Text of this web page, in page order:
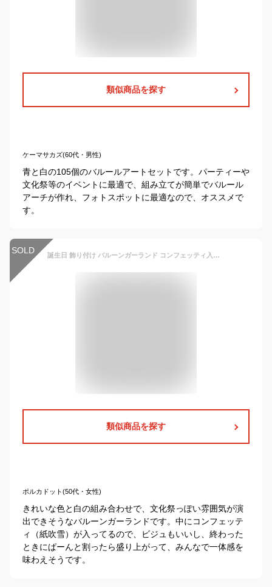
類似商品を探す
ケーマサカズ(60代・男性)
青と白の105個のバルールアートセットです。パーティーや
文化祭等のイベントに最適で、組み立てが簡単でバルール
アーチが作れ、フォトスポットに最適なので、オススメで
す。
SOLD 誕生日 飾り付け バルーンガーランド コンフェッティ入り 風船36個入り 110cm 4色 店舗装飾 バースデー ウェディング 風船 お祝い ゴールド シルバー ハート グリーン ショップ買い回り
類似商品を探す
ポルカドット(50代・女性)
きれいな色と白の組み合わせで、文化祭っぽい雰囲気が演
出できそうなバルーンガーランドです。中にコンフェッテ
ィ（紙吹雪）が入ってるので、ビジュもいいし、終わった
ときにぱーんと割ったら盛り上がって、みんなで一体感を
味わえそうです。